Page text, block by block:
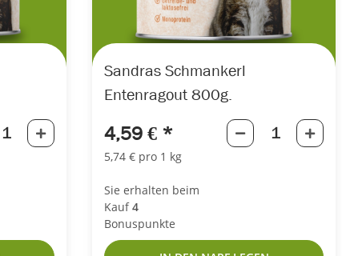
Sandras Schmankerl
Entenragout 800g.
4,59 € *
5,74 € pro 1 kg
Sie erhalten beim
Kauf4
Bonuspunkte